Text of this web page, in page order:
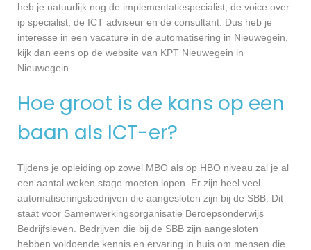
heb je natuurlijk nog de implementatiespecialist, de voice over
ip specialist, de ICT adviseur en de consultant. Dus heb je
interesse in een vacature in de automatisering in Nieuwegein,
kijk dan eens op de website van KPT Nieuwegein in
Nieuwegein.
Hoe groot is de kans op een
baan als ICT-er?
Tijdens je opleiding op zowel MBO als op HBO niveau zal je al
een aantal weken stage moeten lopen. Er zijn heel veel
automatiseringsbedrijven die aangesloten zijn bij de SBB. Dit
staat voor Samenwerkingsorganisatie Beroepsonderwijs
Bedrijfsleven. Bedrijven die bij de SBB zijn aangesloten
hebben voldoende kennis en ervaring in huis om mensen die